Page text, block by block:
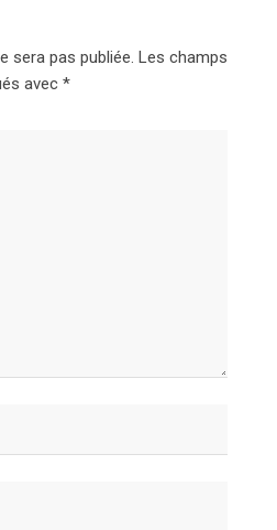
sera pas publiée. Les champs
avec *